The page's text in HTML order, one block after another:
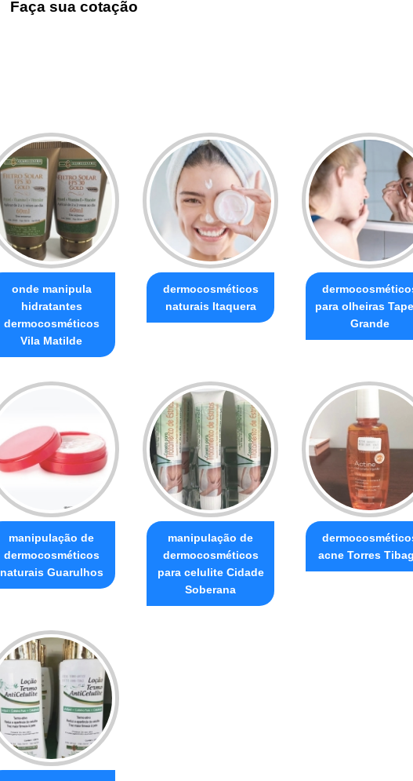
Faça sua cotação
onde manipula
hidratantes
dermocosméticos
Vila Matilde
dermocosméticos
naturais Itaquera
para olheiras
Grande
manipulação de
dermocosméticos
naturais Guarulhos
manipulação de
dermocosméticos
para celulite Cidade
Soberana
acne Torres